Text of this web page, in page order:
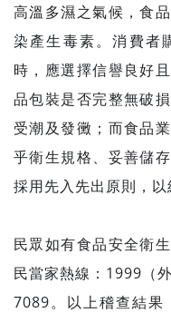
高溫多濕之氣候，食
染產生毒素。消費者
時，應選擇信譽良好
品包裝是否完整無破
受潮及發黴；而食品
乎衛生規格、妥善儲
採用先入先出原則，以
民眾如有食品安全衛
民當家熱線：1999（
7089。以上稽查結果